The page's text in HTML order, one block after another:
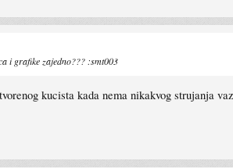
i grafike zajedno??? :smt003
kucista kada nema nikakvog strujanja